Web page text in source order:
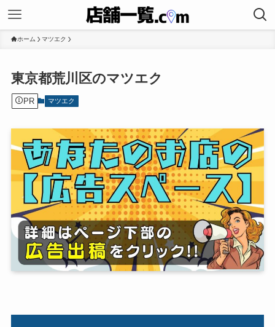
ホーム マツエク
東京都荒川区のマツエク
PR マツエク